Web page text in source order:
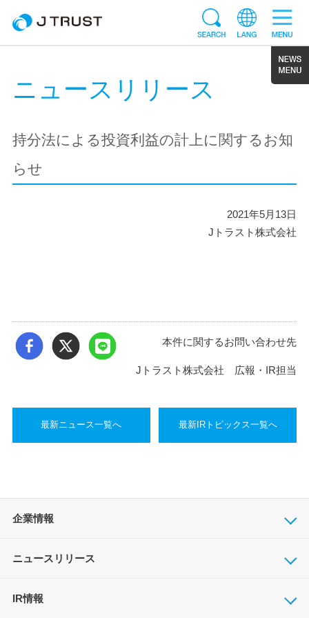
ニュースリリース
持分法による投資利益の計上に関するお知
らせ
2021年5月13日
Jトラスト株式会社
本件に関するお問い合わせ先
Jトラスト株式会社 広報・IR担当
最新ニュース一覧へ 最新IRトピックス一覧へ
企業情報
ニュースリリース
IR情報